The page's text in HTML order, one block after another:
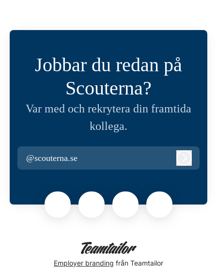
Jobbar du redan på
Scouterna?
Var med och rekrytera din framtida
kollega.
@scouterna.se
Employer branding från Teamtailor